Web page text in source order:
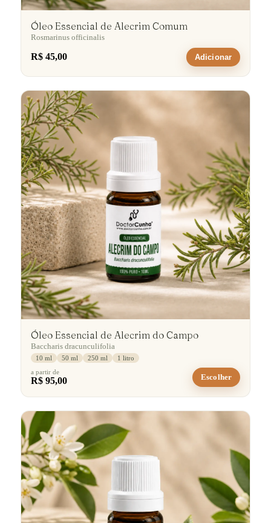
Óleo Essencial de Alecrim Comum
Rosmarinus officinalis
R$ 45,00 Adicionar
Óleo Essencial de Alecrim do Campo
Baccharis dracunculifolia
10 ml 50 ml 250 ml
1 litro
a partir de
R$ 95,00 Escolher